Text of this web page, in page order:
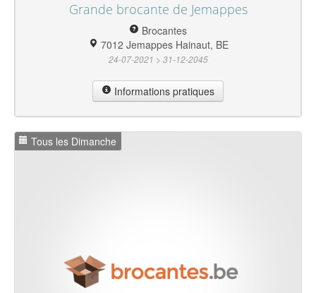
Grande brocante de Jemappes
Brocantes
7012 Jemappes Hainaut, BE
24-07-2021 > 31-12-2045
Informations pratiques
Tous les Dimanche